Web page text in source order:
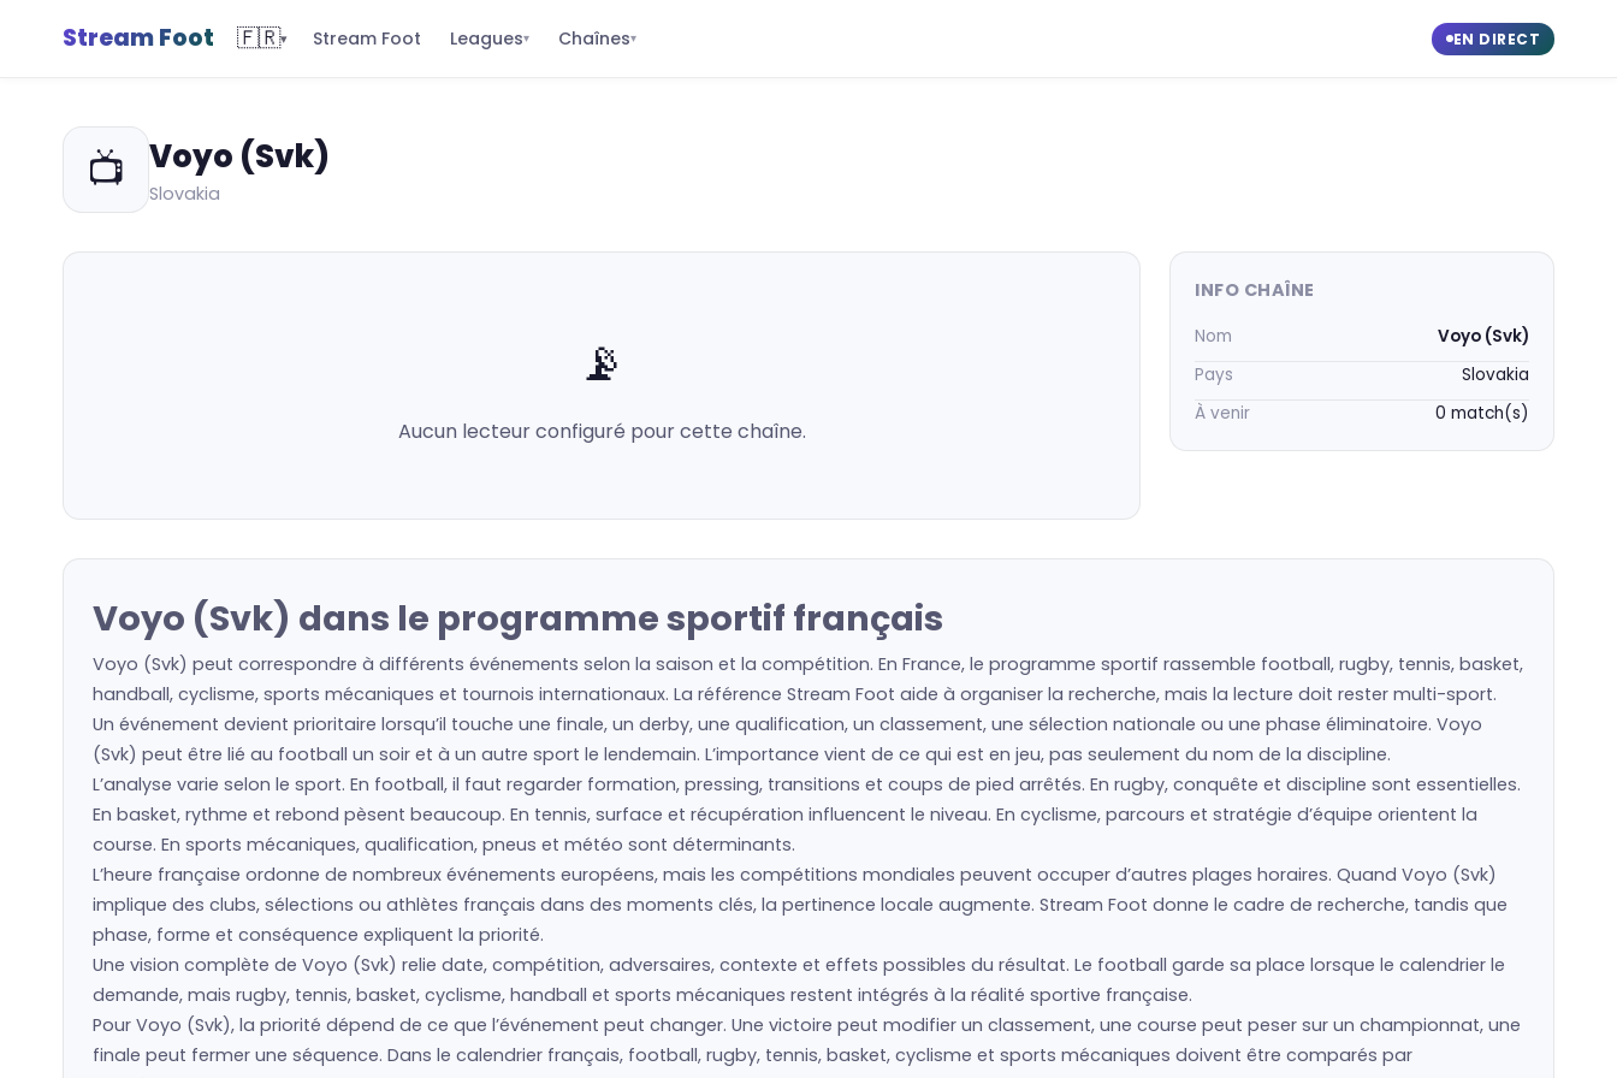
Stream Foot 🇫🇷▾ Stream Foot Leagues▾ Chaînes▾ EN DIRECT
📺 Voyo (Svk)
Slovakia
📡
Aucun lecteur configuré pour cette chaîne.
INFO CHAÎNE
Nom
Voyo (Svk)
Pays
Slovakia
À venir
0 match(s)
Voyo (Svk) dans le programme sportif français
Voyo (Svk) peut correspondre à différents événements selon la saison et la compétition. En France, le programme sportif rassemble football, rugby, tennis, basket,
handball, cyclisme, sports mécaniques et tournois internationaux. La référence Stream Foot aide à organiser la recherche, mais la lecture doit rester multi-sport.
Un événement devient prioritaire lorsqu’il touche une finale, un derby, une qualification, un classement, une sélection nationale ou une phase éliminatoire. Voyo
(Svk) peut être lié au football un soir et à un autre sport le lendemain. L’importance vient de ce qui est en jeu, pas seulement du nom de la discipline.
L’analyse varie selon le sport. En football, il faut regarder formation, pressing, transitions et coups de pied arrêtés. En rugby, conquête et discipline sont essentielles.
En basket, rythme et rebond pèsent beaucoup. En tennis, surface et récupération influencent le niveau. En cyclisme, parcours et stratégie d’équipe orientent la
course. En sports mécaniques, qualification, pneus et météo sont déterminants.
L’heure française ordonne de nombreux événements européens, mais les compétitions mondiales peuvent occuper d’autres plages horaires. Quand Voyo (Svk)
implique des clubs, sélections ou athlètes français dans des moments clés, la pertinence locale augmente. Stream Foot donne le cadre de recherche, tandis que
phase, forme et conséquence expliquent la priorité.
Une vision complète de Voyo (Svk) relie date, compétition, adversaires, contexte et effets possibles du résultat. Le football garde sa place lorsque le calendrier le
demande, mais rugby, tennis, basket, cyclisme, handball et sports mécaniques restent intégrés à la réalité sportive française.
Pour Voyo (Svk), la priorité dépend de ce que l’événement peut changer. Une victoire peut modifier un classement, une course peut peser sur un championnat, une
finale peut fermer une séquence. Dans le calendrier français, football, rugby, tennis, basket, cyclisme et sports mécaniques doivent être comparés par